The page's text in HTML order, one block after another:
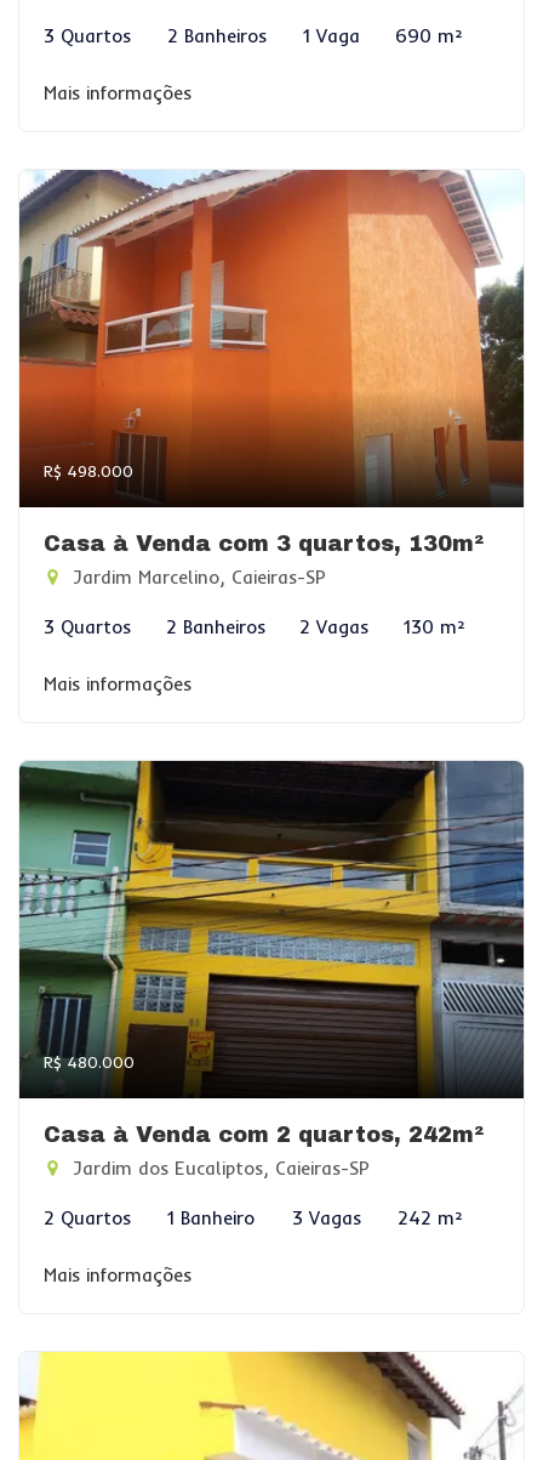
3 Quartos 2 Banheiros 1 Vaga 690 m²
Mais informações
R$ 498.000
Casa à Venda com 3 quartos, 130m²
Jardim Marcelino, Caieiras-SP
3 Quartos 2 Banheiros 2 Vagas 130 m²
Mais informações
R$ 480.000
Casa à Venda com 2 quartos, 242m²
Jardim dos Eucaliptos, Caieiras-SP
2 Quartos 1 Banheiro 3 Vagas 242 m²
Mais informações